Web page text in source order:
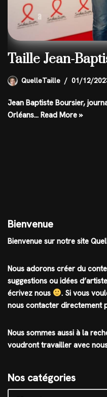
Taille Jean-
QuelleTaille 01/12/
Jean Baptiste Boursier,
Orléans… Read More »
Bienvenue
Bienvenue sur notre site
Nous adorons créer du
suggestions ou idées
écrivez nous
. Si vous
nous contacter directement
Nous sommes aussi à la
voudront travailler avec
Nos catégories